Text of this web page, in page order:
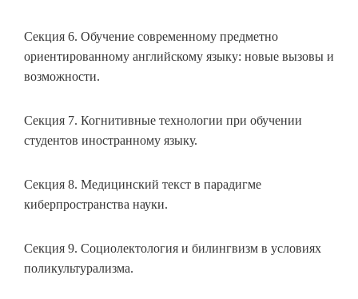
Секция 6. Обучение современному предметно
ориентированному английскому языку: новые вызовы и
возможности.
Секция 7. Когнитивные технологии при обучении
студентов иностранному языку.
Секция 8. Медицинский текст в парадигме
киберпространства науки.
Секция 9. Социолектология и билингвизм в условиях
поликультурализма.